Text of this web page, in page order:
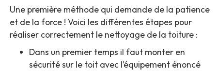
Une première méthode qui demande de la patience
et de la force ! Voici les différentes étapes pour
réaliser correctement le nettoyage de la toiture :
Dans un premier temps il faut monter en
sécurité sur le toit avec l’équipement énoncé